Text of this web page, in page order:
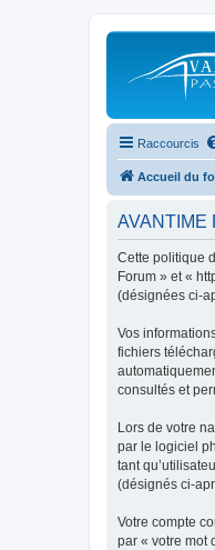
Raccourcis
Accueil du
AVANTIME
Cette politique
Forum » et «
(désignées ci-
Vos
fichiers
consultés et
Lors de votre
par le logiciel
tant
(désignés ci-
Votre compte
par « votre mot